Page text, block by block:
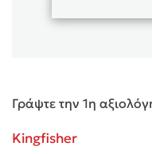
Γράψτε την 1η
Kingfisher